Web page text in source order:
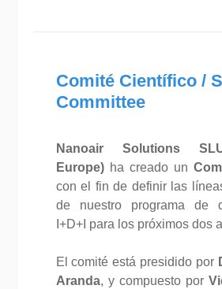
Comité Científico /
Committee
Nanoair Solutions
Europe)ha creado un
con el fin de definir las
de nuestro programa de
I+D+I para los próximos dos
El comité está presidido por
Aranda, y compuesto por